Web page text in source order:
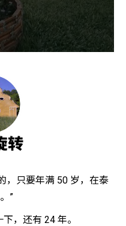
，只要年满 50 岁，在泰
”
，还有 24 年。